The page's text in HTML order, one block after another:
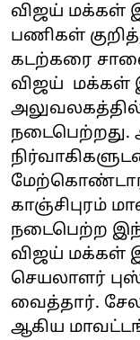
விஜய் மக்கள்
பணிகள்
கடற்கரை
விஜய் மக்கள்
நடைபெற்றது.
காஞ்சிபுரம்
நடைபெற்ற
விஜய் மக்கள்
செயலாளர்
வைத்தார்.
ஆகிய